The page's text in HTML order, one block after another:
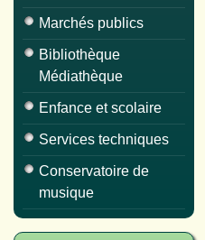
Marchés publics
Bibliothèque
Médiathèque
Enfance et scolaire
Services techniques
Conservatoire de
musique